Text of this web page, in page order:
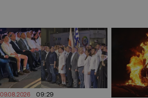
09.08.2026 09:29